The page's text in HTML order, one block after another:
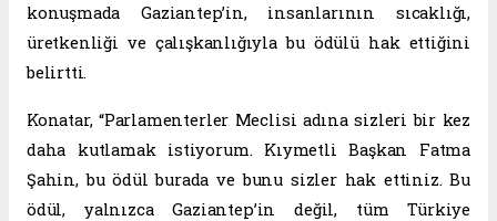
konuşmada Gaziantep’in, insanlarının sıcaklığı,
üretkenliği ve çalışkanlığıyla bu ödülü hak ettiğini
belirtti.
Konatar, “Parlamenterler Meclisi adına sizleri bir kez
daha kutlamak istiyorum. Kıymetli Başkan Fatma
Şahin, bu ödül burada ve bunu sizler hak ettiniz. Bu
ödül, yalnızca Gaziantep’in değil, tüm Türkiye